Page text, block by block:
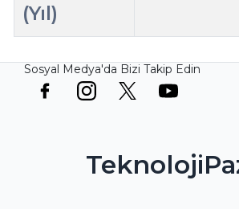
(Yıl)
Sosyal Medya'da Bizi Takip Edin